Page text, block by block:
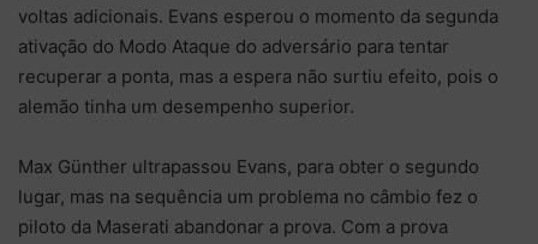
voltas adicionais. Evans esperou o momento da segunda
ativação do Modo Ataque do adversário para tentar
recuperar a ponta, mas a espera não surtiu efeito, pois o
alemão tinha um desempenho superior.
Max Günther ultrapassou Evans, para obter o segundo
lugar, mas na sequência um problema no câmbio fez o
piloto da Maserati abandonar a prova. Com a prova